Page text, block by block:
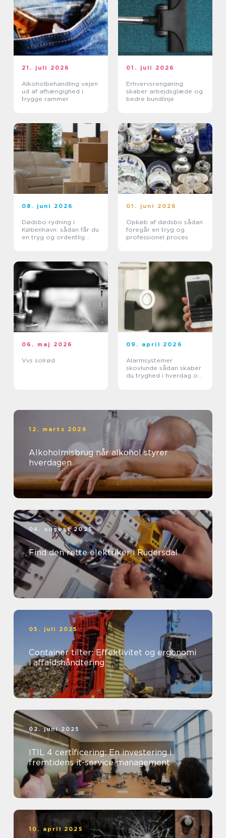
21. juli 2026
Alkoholbehandling vejen
ud af afhængighed i
trygge rammer
01. juli 2026
Erhvervsrengøring
skaber arbejdsglæde og
bedre bundlinje
08. juni 2026
Dødsbo rydning i
København: sådan får du
en tryg og ordentlig
01. juni 2026
Opkøb af dødsbo sådan
foregår en tryg og
professionel proces
06. maj 2026
Vvs solrød
09. april 2026
Alarmsystemer
skovlunde sådan skaber
du tryghed i hverdag og
12. marts 2026
Alkoholmisbrug når alkohol styrer
hverdagen
04. august 2025
Find den rette elektriker i Rudersdal
05. juli 2025
Container tilter: Effektivitet og ergonomi
i affaldshåndtering
02. juni 2025
ITIL 4 certificering: En investering i
fremtidens it-service management
10. april 2025